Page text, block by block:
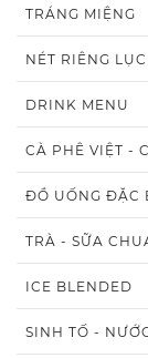
TRÁNG MIỆNG
NÉT RIÊNG
DRINK MENU
CÀ PHÊ VIỆT -
ĐỒ UỐNG ĐẶC
TRÀ - SỮA
ICE BLENDED
SINH TỐ -